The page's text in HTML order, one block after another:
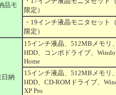
品モ
限定）
・19インチ液晶モニタセット
限定）
日納
15インチ液晶、512MBメモリ
HDD、コンボドライブ、
Home
15インチ液晶、512MBメモリ
HDD、CD-ROMドライブ、
XP Pro